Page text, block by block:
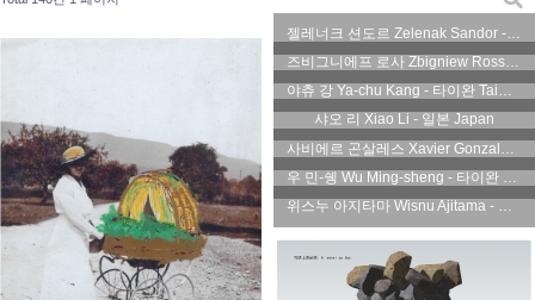
젤레너크 션도르 Zelenak Sandor - 헝가리 Hungary
즈비그니에프 로사 Zbigniew Rossa - 폴란드 Poland
야츄 강 Ya-chu Kang - 타이완 Taiwan
샤오 리 Xiao Li - 일본 Japan
위스누 아지타마 Wisnu Ajitama - 인도네시아 Indonesia